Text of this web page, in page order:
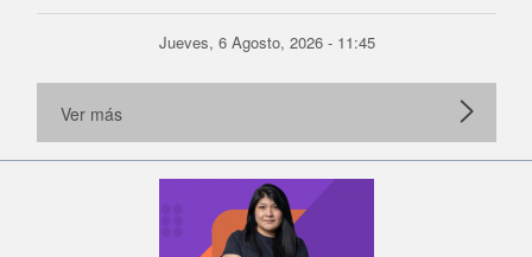
Jueves, 6 Agosto, 2026 - 11:45
Ver más